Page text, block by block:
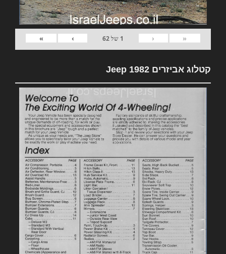
«
‹
1 של62
›
»
קטלוג אביזרים 1982 Jeep